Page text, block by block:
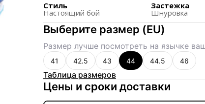
Стиль
Настоящий бой
Застежка
Шнуровка
Выберите размер (EU)
Размер лучше посмотреть на язычке
41 42.5 43 44 44.5 46
Таблица размеров
Цены и сроки доставки